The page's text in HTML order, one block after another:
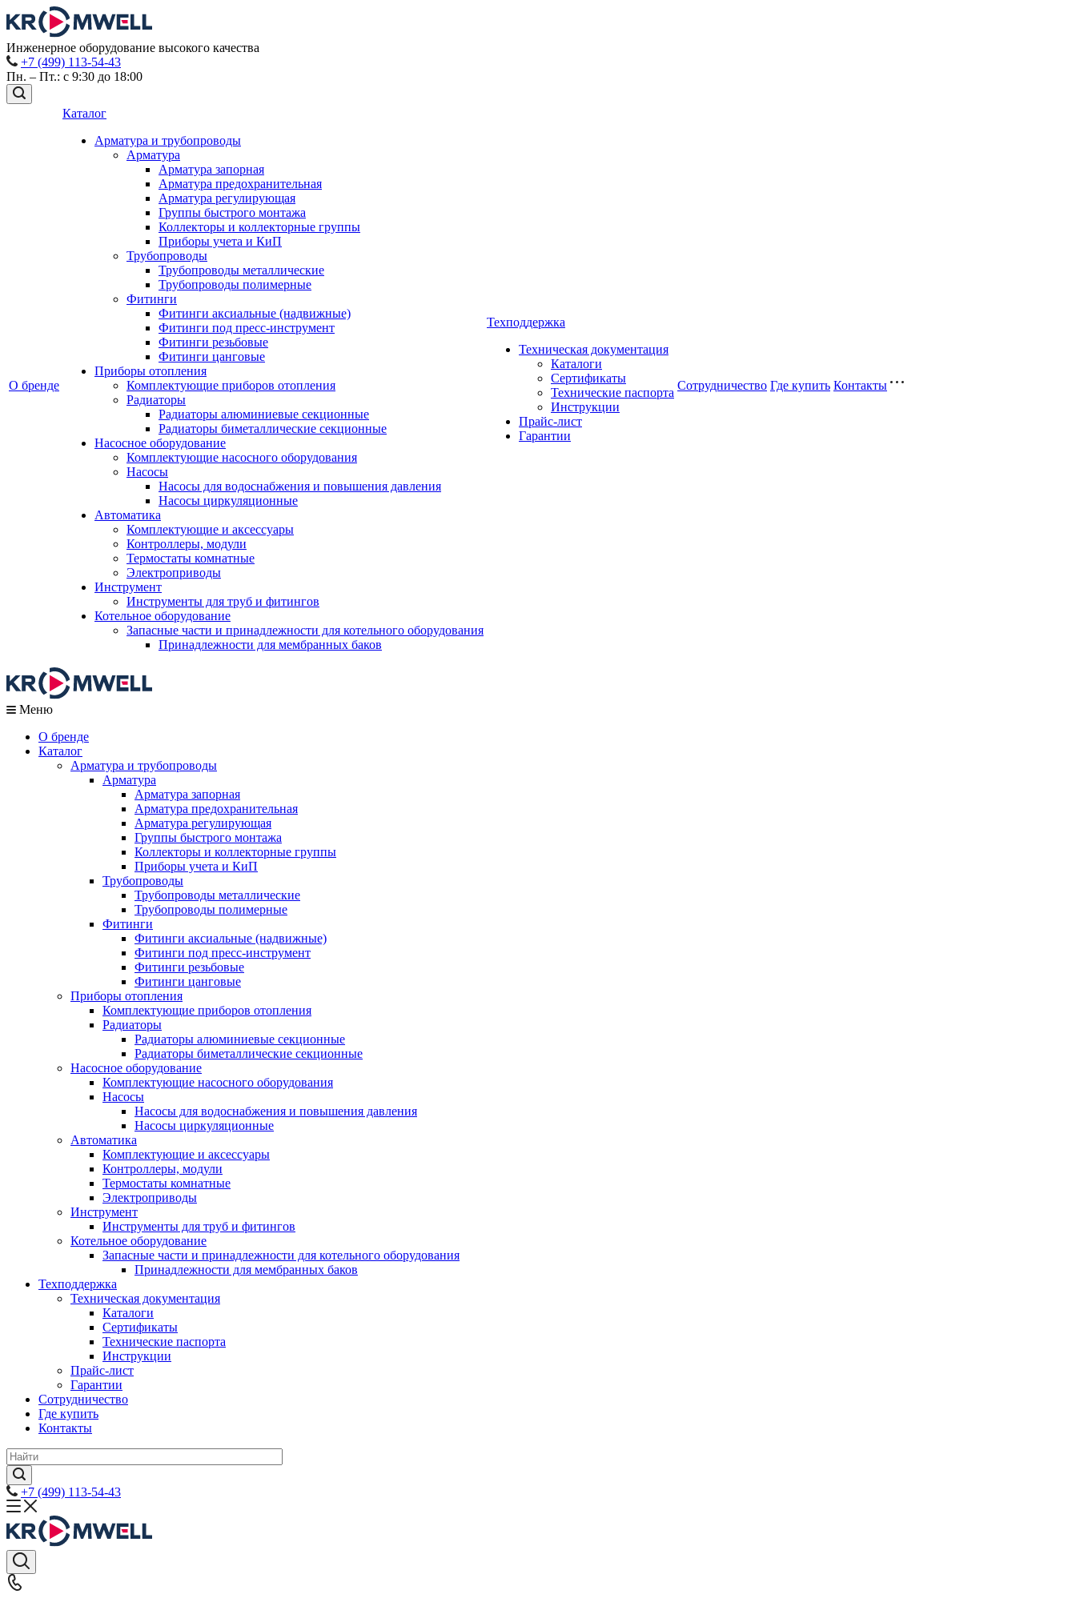
Инженерное оборудование высокого качества
+7 (499) 113-54-43
Пн. – Пт.: с 9:30 до 18:00
О бренде
Каталог
Арматура и трубопроводы
Арматура
Арматура запорная
Арматура предохранительная
Арматура регулирующая
Группы быстрого монтажа
Коллекторы и коллекторные группы
Приборы учета и КиП
Трубопроводы
Трубопроводы металлические
Трубопроводы полимерные
Фитинги
Фитинги аксиальные (надвижные)
Фитинги под пресс-инструмент
Фитинги резьбовые
Фитинги цанговые
Приборы отопления
Комплектующие приборов отопления
Радиаторы
Радиаторы алюминиевые секционные
Радиаторы биметаллические секционные
Насосное оборудование
Комплектующие насосного оборудования
Насосы
Насосы для водоснабжения и повышения давления
Насосы циркуляционные
Автоматика
Комплектующие и аксессуары
Контроллеры, модули
Термостаты комнатные
Электроприводы
Инструмент
Инструменты для труб и фитингов
Котельное оборудование
Запасные части и принадлежности для котельного оборудования
Принадлежности для мембранных баков
Техподдержка
Техническая документация
Каталоги
Сертификаты
Технические паспорта
Инструкции
Прайс-лист
Гарантии
Сотрудничество Где купить Контакты
Меню
О бренде
Каталог
Арматура и трубопроводы
Арматура
Арматура запорная
Арматура предохранительная
Арматура регулирующая
Группы быстрого монтажа
Коллекторы и коллекторные группы
Приборы учета и КиП
Трубопроводы
Трубопроводы металлические
Трубопроводы полимерные
Фитинги
Фитинги аксиальные (надвижные)
Фитинги под пресс-инструмент
Фитинги резьбовые
Фитинги цанговые
Приборы отопления
Комплектующие приборов отопления
Радиаторы
Радиаторы алюминиевые секционные
Радиаторы биметаллические секционные
Насосное оборудование
Комплектующие насосного оборудования
Насосы
Насосы для водоснабжения и повышения давления
Насосы циркуляционные
Автоматика
Комплектующие и аксессуары
Контроллеры, модули
Термостаты комнатные
Электроприводы
Инструмент
Инструменты для труб и фитингов
Котельное оборудование
Запасные части и принадлежности для котельного оборудования
Принадлежности для мембранных баков
Техподдержка
Техническая документация
Каталоги
Сертификаты
Технические паспорта
Инструкции
Прайс-лист
Гарантии
Сотрудничество
Где купить
Контакты
+7 (499) 113-54-43